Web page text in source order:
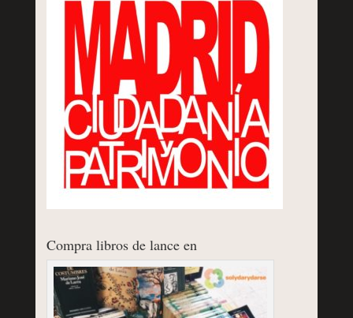
Compra libros de lance en